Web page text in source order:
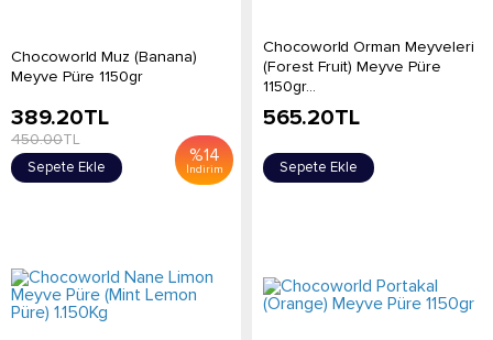
Chocoworld Muz (Banana)
Meyve Püre 1150gr
%14
İndirim
389.20TL
450.00TL
Sepete Ekle
Chocoworld Orman Meyveleri
(Forest Fruit) Meyve Püre
1150gr...
565.20TL
Sepete Ekle